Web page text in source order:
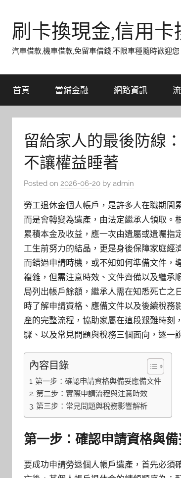
content刷卡換現金,信用
汽車借款,機車借款,免留車借錢,不限車種隨時歡迎您
首頁 當鋪金融 網路資訊
留給家人的最後防線
不讓權益睡著
Posted on 2026-06-20 by admin
勞工退休金個人帳戶，是許多人在職期間
而是會轉變為遺產，由法定繼承人領取。
累積本金及收益，應一次由遺屬或遺囑指
工生前努力的結晶，更是身後保障家庭經
而錯過申請時機，或不知如何準備文件，
複雜，但需注意時效、文件齊備以及繼承
局列出帳戶餘額，繼承人需在知悉死亡之
時了解申請資格、應備文件以及後續稅務
產的完整流程，協助家屬在這段艱難時刻
驟、以及常見問題與稅務三個面向，逐一
內容目錄
第一步：確認申請資格與備妥應備文件
第二步：實際申請流程與注意時效
第三步：常見問題與稅務影響解析
第一步：確認申請資格與
要成功申請勞退個人帳戶遺產，首先必須